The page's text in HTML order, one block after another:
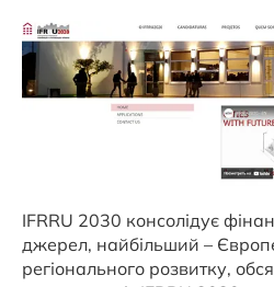
IFRRU 2030 консолідує
джерел, найбільший –
регіонального розвитку,